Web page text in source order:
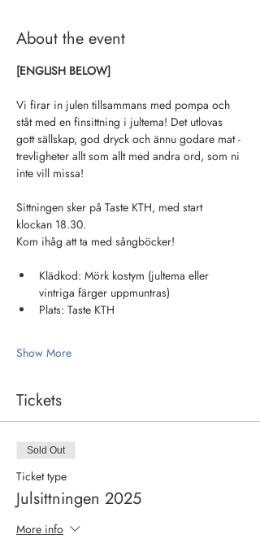
About the event
[ENGLISH BELOW]
Vi firar in julen tillsammans med pompa och
ståt med en finsittning i jultema! Det utlovas
gott sällskap, god dryck och ännu godare mat -
trevligheter allt som allt med andra ord, som ni
inte vill missa!
Sittningen sker på Taste KTH, med start
klockan 18.30.
Kom ihåg att ta med sångböcker!
Klädkod: Mörk kostym (jultema eller
vintriga färger uppmuntras)
Plats: Taste KTH
Show More
Tickets
Sold Out
Ticket type
Julsittningen 2025
More info